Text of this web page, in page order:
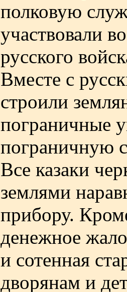
полковую
участвовали
русского
Вместе с
строили
пограничные
пограничную
Все казаки
землями
прибору.
денежное
и сотенная
дворянам и